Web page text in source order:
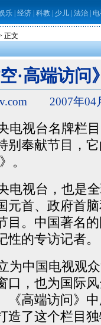
乐 经济 科教 少儿 法治
正文
空·高端访问
2007年04
视台名牌栏
别奉献节目，
。
视台，也是
元首、政府首
目。中国著名
的专访记者。
中国电视观
口，也为国际
《高端访问》
造了这个栏目